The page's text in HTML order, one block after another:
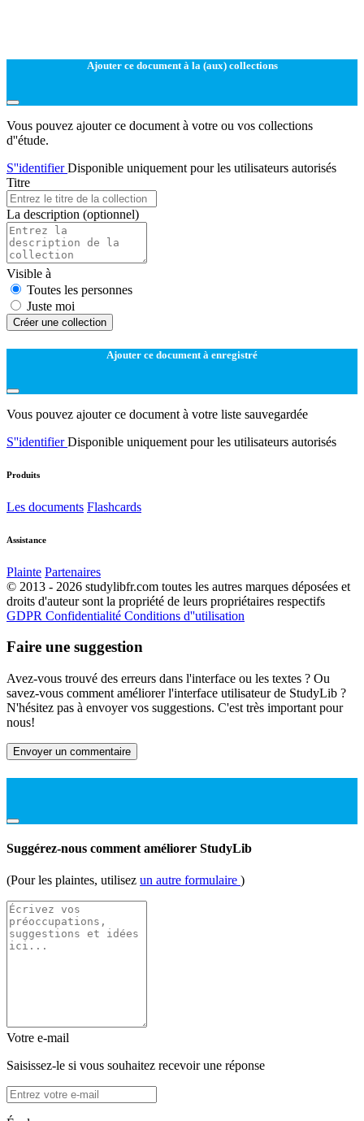
Ajouter ce document à la (aux) collections
Vous pouvez ajouter ce document à votre ou vos collections
d''étude.
S''identifierDisponible uniquement pour les utilisateurs autorisés
Titre
La description (optionnel)
Visible à
Toutes les personnes
Juste moi
Créer une collection
Ajouter ce document à enregistré
Vous pouvez ajouter ce document à votre liste sauvegardée
S''identifierDisponible uniquement pour les utilisateurs autorisés
Produits
Les documents Flashcards
Assistance
Plainte Partenaires
© 2013 - 2026 studylibfr.com toutes les autres marques déposées et
droits d'auteur sont la propriété de leurs propriétaires respectifs
GDPR Confidentialité Conditions d''utilisation
Faire une suggestion
Avez-vous trouvé des erreurs dans l'interface ou les textes ? Ou
savez-vous comment améliorer l'interface utilisateur de StudyLib ?
N'hésitez pas à envoyer vos suggestions. C'est très important pour
nous!
Envoyer un commentaire
Suggérez-nous comment améliorer StudyLib
(Pour les plaintes, utilisez un autre formulaire )
Votre e-mail
Saisissez-le si vous souhaitez recevoir une réponse